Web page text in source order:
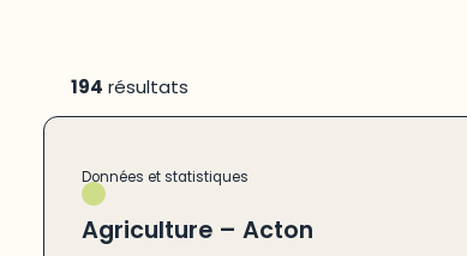
194 résultats
Données et statistiques
Agriculture – Acton